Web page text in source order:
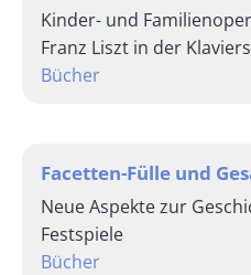
Kinder- und
Franz Liszt in der
Bücher
Facetten-Fülle und
Neue Aspekte zur
Festspiele
Bücher